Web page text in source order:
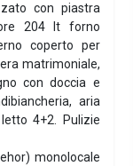
con piastra
204 lt forno
coperto per
matrimoniale,
con doccia e
aria
4+2. Pulizie
monolocale